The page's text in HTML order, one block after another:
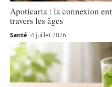
Apoticaria : la connexion
travers les âges
Santé 4 juillet 2026